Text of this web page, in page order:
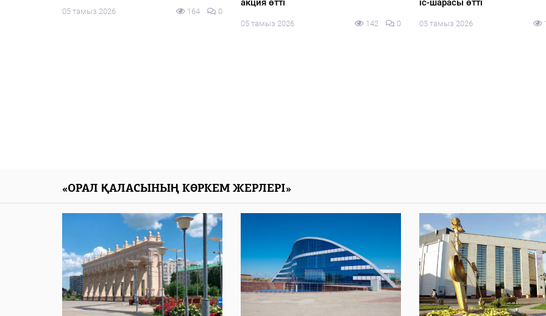
05 тамыз 2026 164 0
акция өтті
05 тамыз 2026 142 0
іс-шарасы өтті
05 тамыз 2026
«ОРАЛ ҚАЛАСЫНЫҢ КӨРКЕМ ЖЕРЛЕРІ»